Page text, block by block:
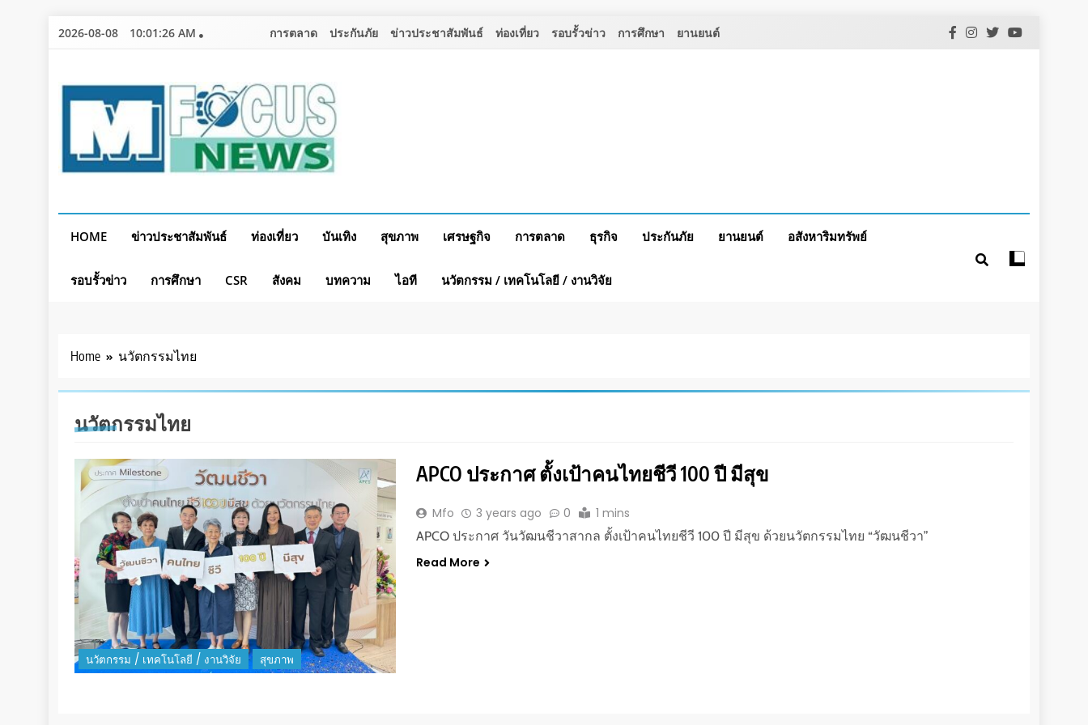
Skip
2026-08-08 10:01:26 AM การตลาด ประกันภัย ข่าวประชาสัมพันธ์ ท่องเที่ยว รอบรั้วข่าว การศึกษา ยานยนต์
HOME ข่าวประชาสัมพันธ์ ท่องเที่ยว บันเทิง สุขภาพ เศรษฐกิจ การตลาด ธุรกิจ ประกันภัย ยานยนต์ อสังหาริมทรัพย์
รอบรั้วข่าว การศึกษา CSR สังคม บทความ ไอที นวัตกรรม / เทคโนโลยี / งานวิจัย
Home นวัตกรรมไทย
นวัตกรรมไทย
นวัตกรรม / เทคโนโลยี / งานวิจัย สุขภาพ
APCO ประกาศ ตั้งเป้าคนไทยชีวี 100 ปี มีสุข
Mfo 3 years ago 0 1 mins
APCO ประกาศ วันวัฒนชีวาสากล ตั้งเป้าคนไทยชีวี 100 ปี มีสุข ด้วยนวัตกรรมไทย “วัฒนชีวา”
Read More